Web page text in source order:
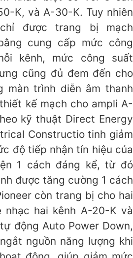
K, và A-30-K. Tuy nhiên
được trang bị mạch
cung cấp mức công
kênh, mức công suất
cũng đủ đem đến cho
màn trình diễn âm thanh
kế mạch cho ampli A-
kỹ thuật Direct Energy
Constructio tinh giảm
độ tiếp nhận tín hiệu của
1 cách đáng kể, từ đó
được tăng cường 1 cách
còn trang bị cho hai
nhạc hai kênh A-20-K và
động Auto Power Down,
nguồn năng lượng khi